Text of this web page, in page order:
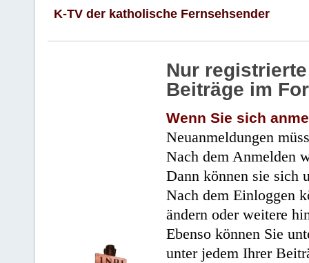
K-TV der katholische Fernsehsender
Nur
Beiträge im
Wenn Sie sich
Neuanmeldungen
Nach dem Anmelden
Dann können sie sich
Nach dem Einloggen
ändern oder weitere
Ebenso können Sie
unter jedem Ihrer